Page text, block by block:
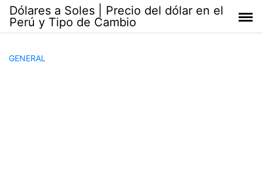
Saltar
contenido
Dólares a Soles | Precio del dólar en el
Perú y Tipo de Cambio
GENERAL